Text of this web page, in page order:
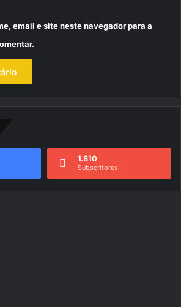
email e site neste navegador para a
1.810
Subscritores